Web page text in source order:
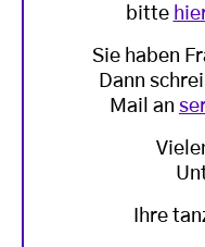
bitte
Sie haben
Dann
Mail an
Ihre